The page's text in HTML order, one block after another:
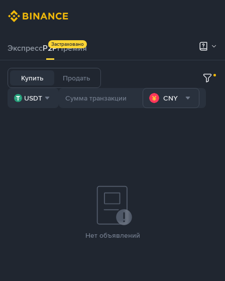
ЭкспрессP2PПремия
Застраховано
Купить Продать
USDT CNY
Нет объявлений